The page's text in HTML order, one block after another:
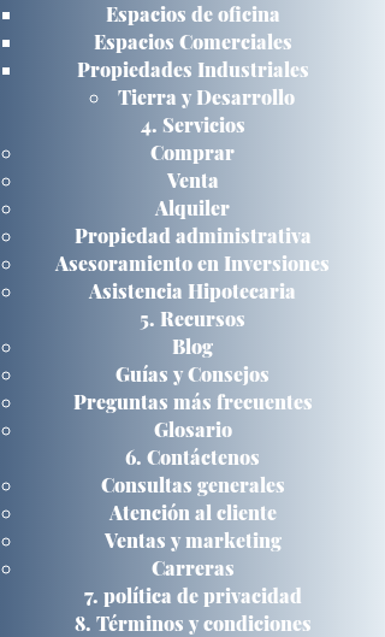
Espacios de oficina
Espacios Comerciales
Propiedades Industriales
Tierra y Desarrollo
Servicios
Comprar
Venta
Alquiler
Propiedad administrativa
Asesoramiento en Inversiones
Asistencia Hipotecaria
Recursos
Blog
Guías y Consejos
Preguntas más frecuentes
Glosario
Contáctenos
Consultas generales
Atención al cliente
Ventas y marketing
Carreras
política de privacidad
Términos y condiciones